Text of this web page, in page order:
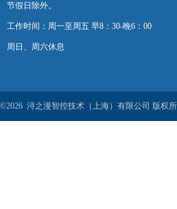
节假日除外。
工作时间：周一至周五 早8：30-晚6：00
周日、周六休息
©2026 浔之漫智控技术（上海）有限公司 版权